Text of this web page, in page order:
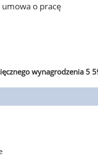
o pracę
wynagrodzenia 5